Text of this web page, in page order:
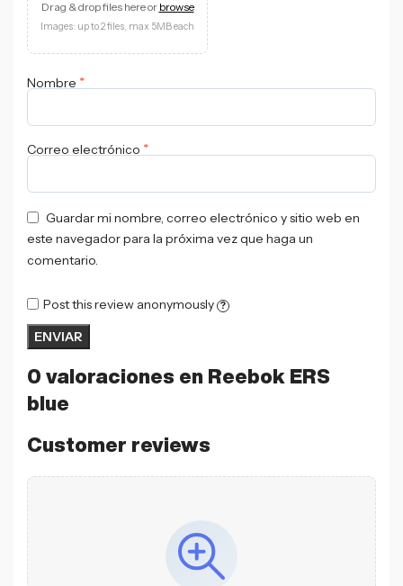
0 valoraciones en Reebok ERS
blue
Customer reviews
Drag & drop files here or browse
Images: up to 2 files, max 5MB each
Nombre *
Correo electrónico *
Guardar mi nombre, correo electrónico y sitio web en
este navegador para la próxima vez que haga un
comentario.
Post this review anonymously ?